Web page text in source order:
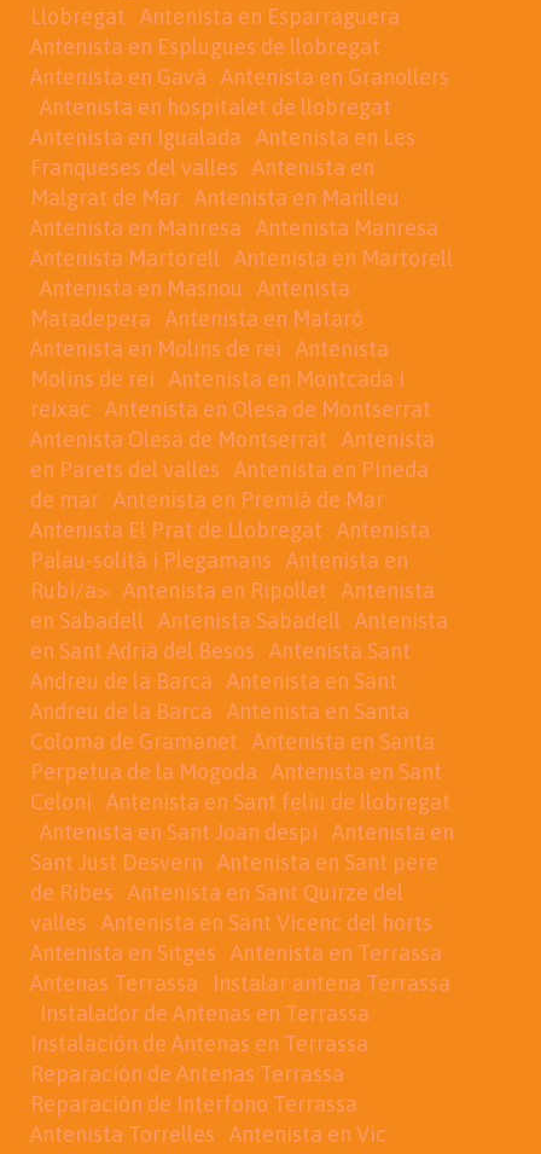
Llobregat
Antenista en Esparraguera
Antenista en Esplugues de llobregat
Antenista en Gavá
Antenista en Granollers
Antenista en hospitalet de llobregat
Antenista en Igualada
Antenista en Les
Franqueses del valles
Antenista en
Malgrat de Mar Antenista en Manlleu
Antenista en Manresa
Antenista Manresa
Antenista Martorell
Antenista en Martorell
Antenista en Masnou
Antenista
Matadepera
Antenista en Mataró
Antenista en Molins de rei
Antenista
Molins de rei
Antenista en Montcada i
reixac
Antenista en Olesa de Montserrat
Antenista Olesa de Montserrat
Antenista
en Parets del valles
Antenista en Pineda
de mar Antenista en Premià de Mar
Antenista El Prat de Llobregat
Antenista
Palau-solità i Plegamans
Antenista en
Rubí/a> Antenista en Ripollet
Antenista
en Sabadell
Antenista Sabadell
Antenista
en Sant Adrià del Besos
Antenista Sant
Andreu de la Barca
Antenista en Sant
Andreu de la Barca
Antenista en Santa
Coloma de Gramanet
Antenista en Santa
Perpetua de la Mogoda
Antenista en Sant
Celoni
Antenista en Sant feliu de llobregat
Antenista en Sant Joan despi
Antenista en
Sant Just Desvern
Antenista en Sant pere
de Ribes
Antenista en Sant Quirze del
valles
Antenista en Sant Vicenc del horts
Antenista en Sitges
Antenista en Terrassa
Antenas Terrassa
Instalar antena Terrassa
Instalador de Antenas en Terrassa
Instalación de Antenas en Terrassa
Reparación de Antenas Terrassa
Reparación de Interfono Terrassa
Antenista Torrelles
Antenista en Vic